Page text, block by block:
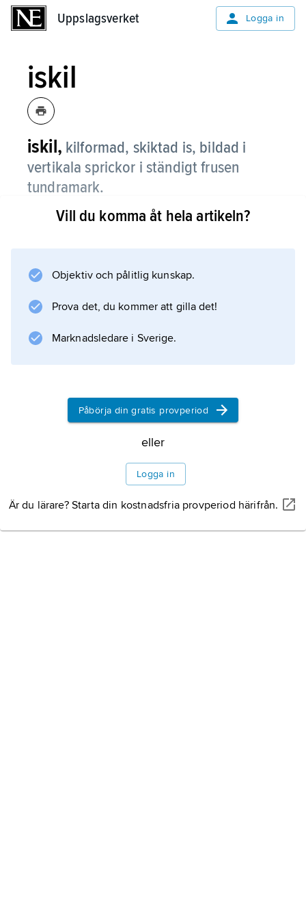
Uppslagsverket Logga in
iskil
iskil, kilformad, skiktad is, bildad i
vertikala sprickor i ständigt frusen
tundramark.
I extrem kyla sker en sammandragning av
vatten sipprar ner och fryser till is. Genom
att öka i storlek. Stora iskilar är 1–2 m vida och
8–10 m djupa. Iskilarna bildar på ytan ett
Information om artikeln
Vill du komma åt hela artikeln?
Objektiv och pålitlig kunskap.
Prova det, du kommer att gilla det!
Marknadsledare i Sverige.
Påbörja din gratis provperiod
eller
Logga in
Är du lärare? Starta din kostnadsfria provperiod härifrån.